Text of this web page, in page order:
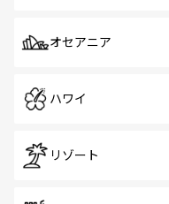
オセアニア
ハワイ
リゾート